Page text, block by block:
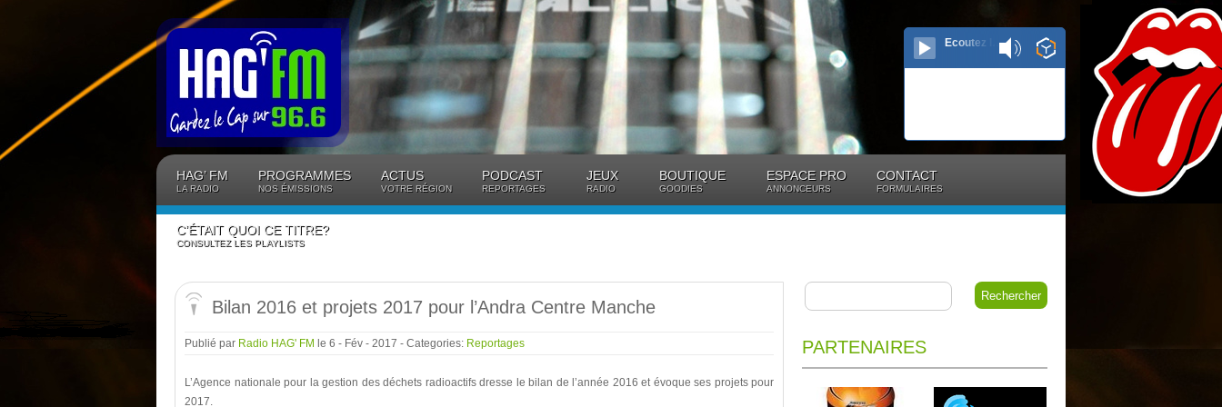
Ecoutez le direct...
HAG’ FM
LA RADIO
PROGRAMMES
NOS ÉMISSIONS
ACTUS
VOTRE RÉGION
PODCAST
REPORTAGES
JEUX
RADIO
BOUTIQUE
GOODIES
ESPACE PRO
ANNONCEURS
CONTACT
FORMULAIRES
C’ÉTAIT QUOI CE TITRE?
CONSULTEZ LES PLAYLISTS
Bilan 2016 et projets 2017 pour l’Andra Centre Manche
Publié par Radio HAG' FM le 6 - Fév - 2017 - Categories: Reportages
L’Agence nationale pour la gestion des déchets radioactifs dresse le bilan de l’année 2016 et évoque ses projets pour
2017.
PARTENAIRES